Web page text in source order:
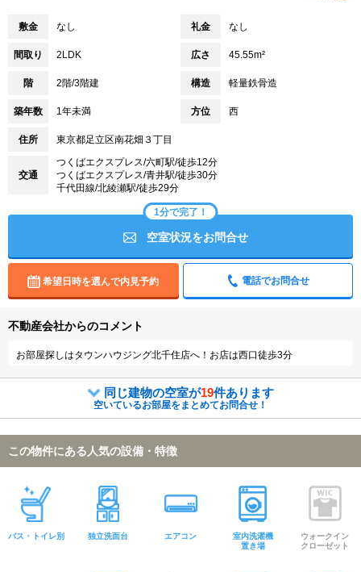
敷金 なし 礼金 なし
間取り 2LDK 広さ 45.55m²
階 2階/3階建 構造 軽量鉄骨造
築年数 1年未満 方位 西
住所 東京都足立区南花畑３丁目
交通
つくばエクスプレス/六町駅/徒歩12分
つくばエクスプレス/青井駅/徒歩30分
千代田線/北綾瀬駅/徒歩29分
1分で完了！
空室状況をお問合せ
希望日時を選んで内見予約 電話でお問合せ
不動産会社からのコメント
お部屋探しはタウンハウジング北千住店へ！お店は西口徒歩3分
同じ建物の空室が19件あります
空いているお部屋をまとめてお問合せ！
この物件にある人気の設備・特徴
バス・トイレ別 独立洗面台 エアコン
室内洗濯機
置き場
ウォークイン
クローゼット